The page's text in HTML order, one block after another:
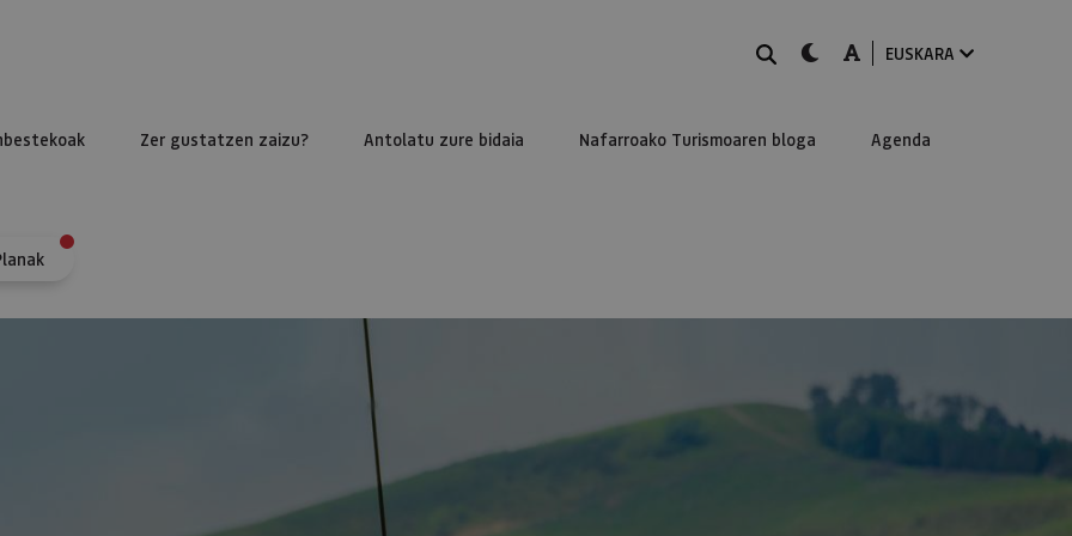
BILATUdark-mode
A-modeEUSKARA
Zer gustatzen zaizu? Antolatu zure bidaia Nafarroako Turismoaren bloga Agenda